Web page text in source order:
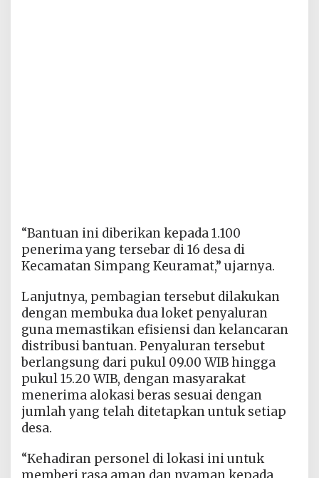
“Bantuan ini diberikan kepada 1.100
penerima yang tersebar di 16 desa di
Kecamatan Simpang Keuramat,” ujarnya.
Lanjutnya, pembagian tersebut dilakukan
dengan membuka dua loket penyaluran
guna memastikan efisiensi dan kelancaran
distribusi bantuan. Penyaluran tersebut
berlangsung dari pukul 09.00 WIB hingga
pukul 15.20 WIB, dengan masyarakat
menerima alokasi beras sesuai dengan
jumlah yang telah ditetapkan untuk setiap
desa.
“Kehadiran personel di lokasi ini untuk
memberi rasa aman dan nyaman kepada